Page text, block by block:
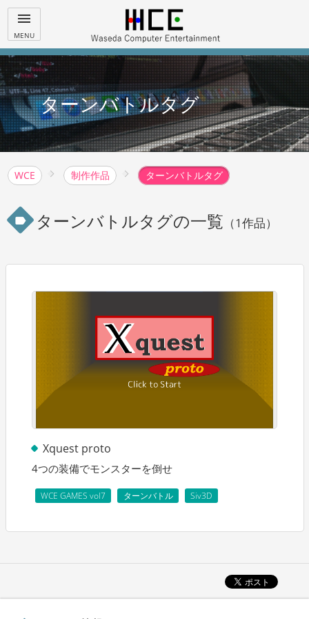
menu
MENU
ターンバトルタグ
WCE 制作作品 ターンバトルタグ
label ターンバトルタグの一覧 （1作品）
Xquest proto
4つの装備でモンスターを倒せ
WCE GAMES vol7 ターンバトル Siv3D